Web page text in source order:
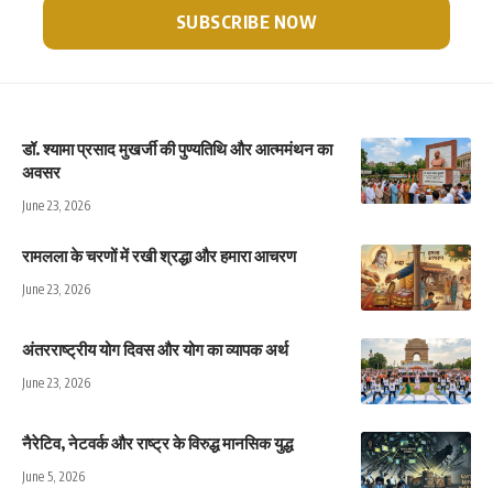
डॉ. श्यामा प्रसाद मुखर्जी की पुण्यतिथि और आत्ममंथन का
अवसर
June 23, 2026
रामलला के चरणों में रखी श्रद्धा और हमारा आचरण
June 23, 2026
अंतरराष्ट्रीय योग दिवस और योग का व्यापक अर्थ
June 23, 2026
नैरेटिव, नेटवर्क और राष्ट्र के विरुद्ध मानसिक युद्ध
June 5, 2026